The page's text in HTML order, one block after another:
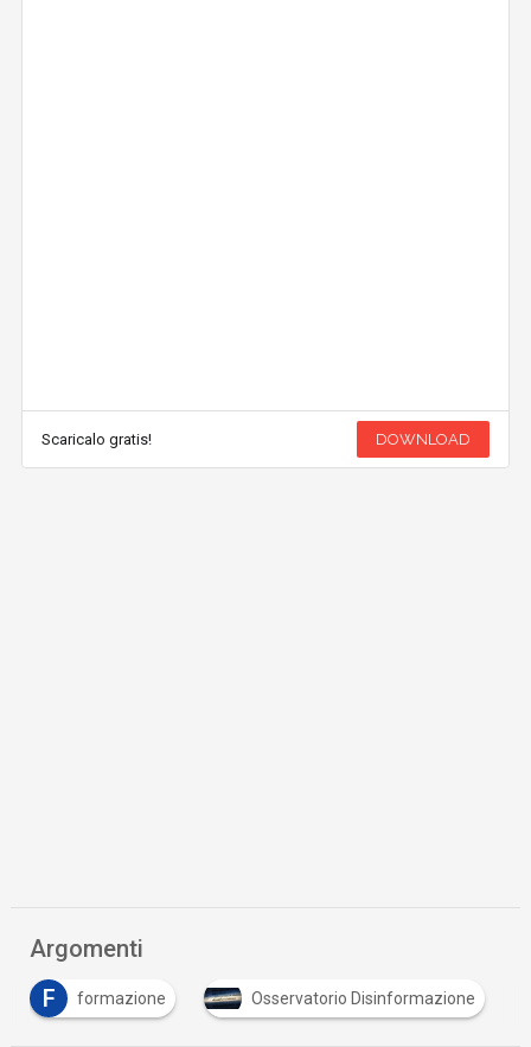
Scaricalo gratis! DOWNLOAD
Argomenti
Osservatorio Disinformazione T TikTok